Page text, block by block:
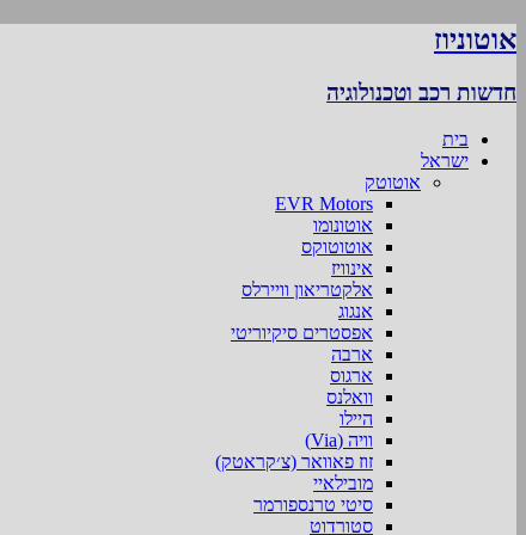
אוטוניוז
חדשות רכב וטכנולוגיה
בית
ישראל
אוטוטק
EVR Motors
אוטונומו
אוטוטוקס
אינוויז
אלקטריאון וויירלס
אנגוג
אפסטרים סיקיוריטי
ארבה
ארגוס
וואלנס
היילו
וויה (Via)
זוז פאוואר (צ׳קראטק)
מובילאיי
סיטי טרנספורמר
סטורדוט